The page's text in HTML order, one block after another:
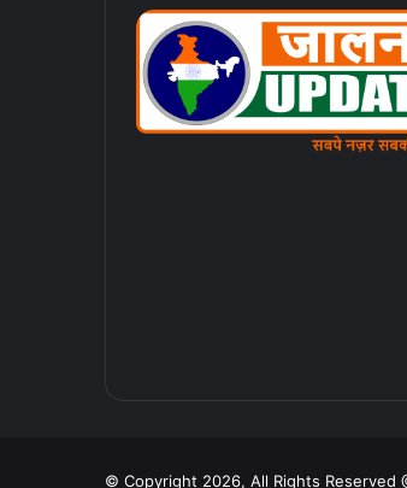
© Copyright 2026, All Rights Reserved